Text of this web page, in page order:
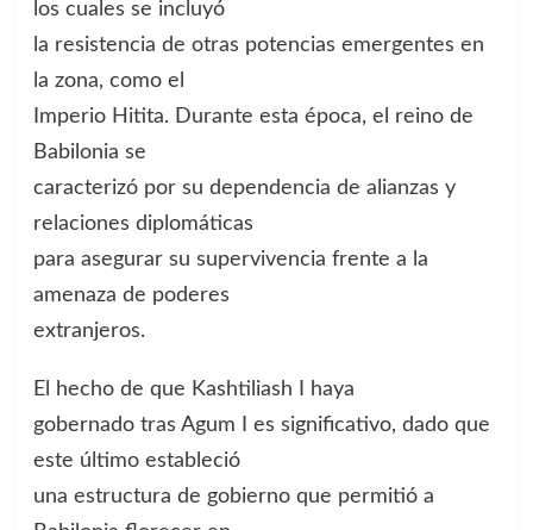
los cuales se incluyó
la resistencia de otras potencias emergentes en
la zona, como el
Imperio Hitita. Durante esta época, el reino de
Babilonia se
caracterizó por su dependencia de alianzas y
relaciones diplomáticas
para asegurar su supervivencia frente a la
amenaza de poderes
extranjeros.
El hecho de que Kashtiliash I haya
gobernado tras Agum I es significativo, dado que
este último estableció
una estructura de gobierno que permitió a